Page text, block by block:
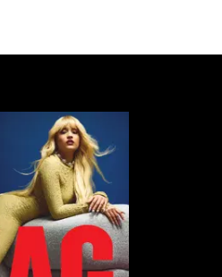
dzieli się na swoim
podkreślając
na wynos oraz wybór
sieci. Jej filmiki
obserwacje dotyczące